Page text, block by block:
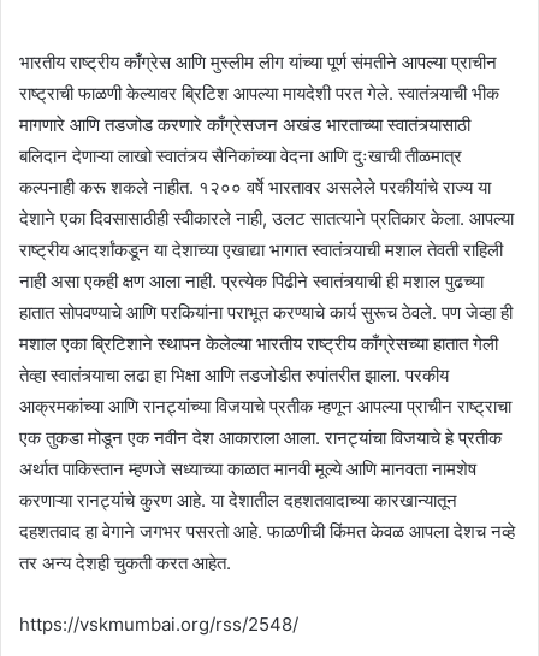
भारतीय राष्ट्रीय काँग्रेस आणि मुस्लीम लीग यांच्या पूर्ण संमतीने आपल्या प्राचीन
राष्ट्राची फाळणी केल्यावर ब्रिटिश आपल्या मायदेशी परत गेले. स्वातंत्र्याची भीक
मागणारे आणि तडजोड करणारे काँग्रेसजन अखंड भारताच्या स्वातंत्र्यासाठी
बलिदान देणाऱ्या लाखो स्वातंत्र्य सैनिकांच्या वेदना आणि दुःखाची तीळमात्र
कल्पनाही करू शकले नाहीत. १२०० वर्षे भारतावर असलेले परकीयांचे राज्य या
देशाने एका दिवसासाठीही स्वीकारले नाही, उलट सातत्याने प्रतिकार केला. आपल्या
राष्ट्रीय आदर्शांकडून या देशाच्या एखाद्या भागात स्वातंत्र्याची मशाल तेवती राहिली
नाही असा एकही क्षण आला नाही. प्रत्येक पिढीने स्वातंत्र्याची ही मशाल पुढच्या
हातात सोपवण्याचे आणि परकियांना पराभूत करण्याचे कार्य सुरूच ठेवले. पण जेव्हा ही
मशाल एका ब्रिटिशाने स्थापन केलेल्या भारतीय राष्ट्रीय काँग्रेसच्या हातात गेली
तेव्हा स्वातंत्र्याचा लढा हा भिक्षा आणि तडजोडीत रुपांतरीत झाला. परकीय
आक्रमकांच्या आणि रानट्यांच्या विजयाचे प्रतीक म्हणून आपल्या प्राचीन राष्ट्राचा
एक तुकडा मोडून एक नवीन देश आकाराला आला. रानट्यांचा विजयाचे हे प्रतीक
अर्थात पाकिस्तान म्हणजे सध्याच्या काळात मानवी मूल्ये आणि मानवता नामशेष
करणाऱ्या रानट्यांचे कुरण आहे. या देशातील दहशतवादाच्या कारखान्यातून
दहशतवाद हा वेगाने जगभर पसरतो आहे. फाळणीची किंमत केवळ आपला देशच नव्हे
तर अन्य देशही चुकती करत आहेत.
https://vskmumbai.org/rss/2548/